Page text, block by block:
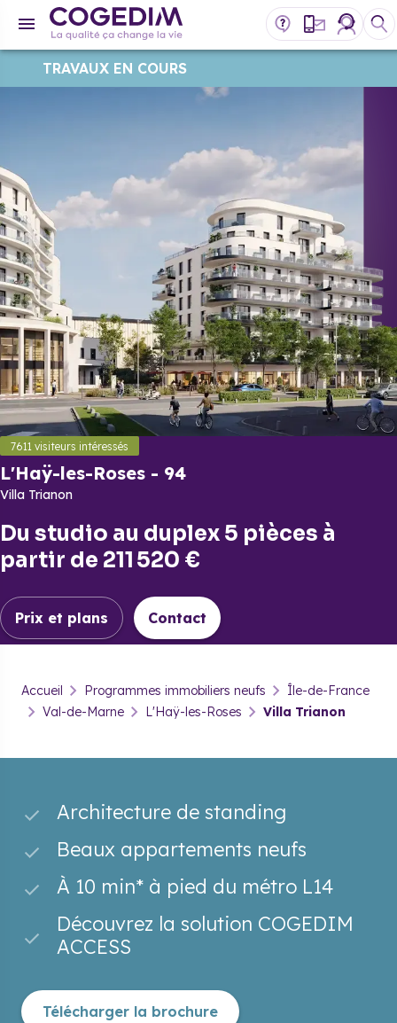
Lancer la vidéo
7611 visiteurs intéressés
L'Haÿ-les-Roses - 94
Villa Trianon
Du studio au duplex 5 pièces à
partir de 211 520 €
Prix et plans Contact
TRAVAUX EN COURS
Villa Trianon
Accueil Programmes immobiliers neufs
Île-de-France
Val-de-Marne
L'Haÿ-les-Roses Villa Trianon
Architecture de standing
Beaux appartements neufs
À 10 min* à pied du métro L14
Découvrez la solution COGEDIM
ACCESS
Télécharger la brochure